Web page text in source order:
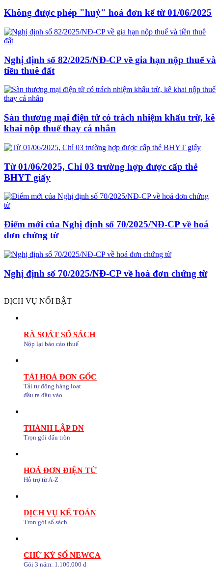
Không được phép "huỷ" hoá đơn kể từ 01/06/2025
Nghị định số 82/2025/NĐ-CP về gia hạn nộp thuế và
tiền thuê đất
Sàn thương mại điện tử có trách nhiệm khấu trừ, kê
khai nộp thuế thay cá nhân
Từ 01/06/2025, Chỉ 03 trường hợp được cấp thẻ
BHYT giấy
Điểm mới của Nghị định số 70/2025/NĐ-CP về hoá
đơn chứng từ
Nghị định số 70/2025/NĐ-CP về hoá đơn chứng từ
DỊCH VỤ NỔI BẬT
RÀ SOÁT SỔ SÁCH
Nộp lại báo cáo thuế
TẢI HOÁ ĐƠN GỐC
Tải tự động hàng loạt
đầu ra đầu vào
THÀNH LẬP DN
Trọn gói dấu tròn
HOÁ ĐƠN ĐIỆN TỬ
Hỗ trợ từ A-Z
DỊCH VỤ KẾ TOÁN
Trọn gói sổ sách
CHỮ KÝ SỐ NEWCA
Gói 3 năm: 1.100.000 đ